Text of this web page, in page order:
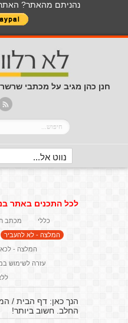
נהניתם מהאתר? האתר
חנן כהן מגיב על מכתבי שרשרת
לכל התכנים באתר
כללי מכתב
המלצה - לא להעביר
המלצה -
עזרה לשימוש
הנך כאן:דף הבית /
החלב. חשוב ביותר!